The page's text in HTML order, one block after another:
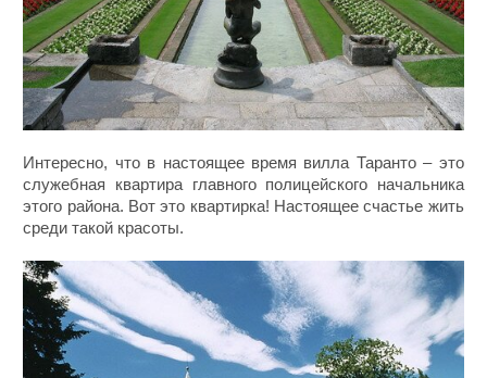
Интересно, что в настоящее время вилла Таранто – это
служебная квартира главного полицейского начальника
этого района. Вот это квартирка! Настоящее счастье жить
среди такой красоты.